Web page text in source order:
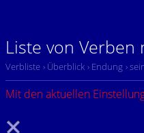
Liste von Verben
Verbliste › Überblick › Endung ›
Mit den aktuellen